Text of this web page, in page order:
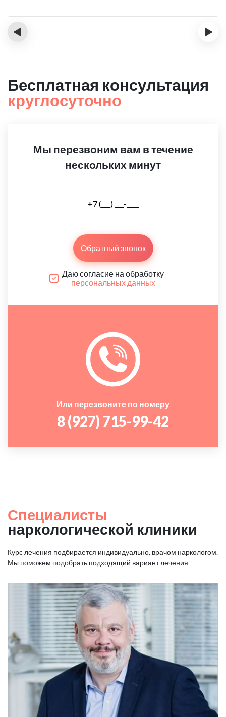
‹ ›
Бесплатная консультация
круглосуточно
Мы перезвоним вам в течение
нескольких минут
Обратный звонок
Даю согласие на обработку
персональных данных
Или перезвоните по номеру
8 (927) 715-99-42
Специалисты
наркологической клиники
Курс лечения подбирается индивидуально, врачом наркологом.
Мы поможем подобрать подходящий вариант лечения